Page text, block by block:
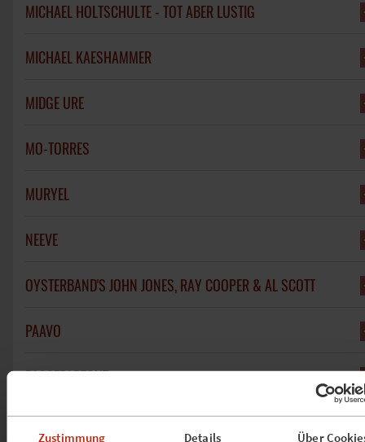
Zustimmung Details Über
MICHAEL HOLTSCHULTE - TOT ABER LUSTIG
MICHAEL KAESHAMMER
MIDGE URE
MO-TORRES
MURYEL
NEEVE
OYSTERBAND'S JOHN JONES, RAY COOPER & AL SCOTT
PAAVO
PASSEPARTOUT
PAUL YOUNG